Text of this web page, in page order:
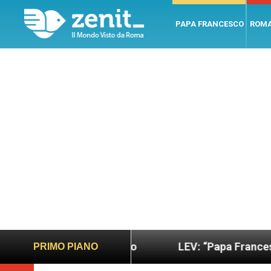
PAPA FRANCESCO
PRIMO PIANO
e giusto LEV: “Papa Francesco. Un uomo